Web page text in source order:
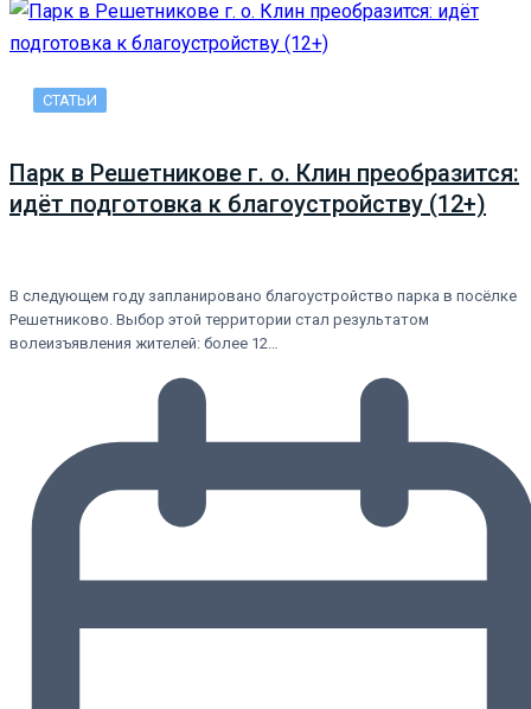
СТАТЬИ
Парк в Решетникове г. о. Клин преобразится:
идёт подготовка к благоустройству (12+)
В следующем году запланировано благоустройство парка в посёлке
Решетниково. Выбор этой территории стал результатом
волеизъявления жителей: более 12…